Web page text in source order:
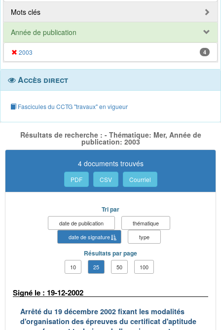
Mots clés
Année de publication
2003 4
Accès direct
Fascicules du CCTG "travaux" en vigueur
Résultats de recherche : - Thématique: Mer, Année de
publication: 2003
4 documents trouvés
PDF CSV Courriel
Tri par
date de publication
thématique
date de signature
type
Résultats par page
10 25 50 100
Signé le : 19-12-2002
Arrêté du 19 décembre 2002 fixant les modalités
d'organisation des épreuves du certificat d'aptitude